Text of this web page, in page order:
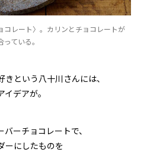
コレート〉。カリンとチョコレートが
ている。
という八十川さんには、
デアが。
ーチョコレートで、
ーにしたものを